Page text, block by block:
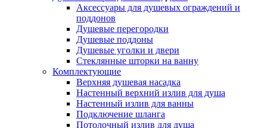
Аксессуары для душевых ограждений и
поддонов
Душевые перегородки
Душевые поддоны
Душевые уголки и двери
Стеклянные шторки на ванну
Комплектующие
Верхняя душевая насадка
Настенный верхний излив для душа
Настенный излив для ванны
Подключение шланга
Потолочный излив для душа